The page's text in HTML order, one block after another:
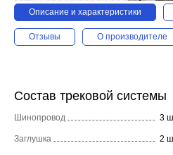
Описание и характеристики
Отзывы О производителе
Состав трековой системы
Шинопровод 3
Заглушка 2